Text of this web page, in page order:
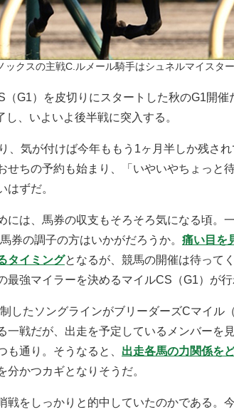
ックスの主戦C.ルメール騎手はシュネルマイスタ
G1）を皮切りにスタートした秋のG1開催
、いよいよ後半戦に突入する。
、気が付けば今年ももう1ヶ月半しか残され
せちの予約も始まり、「いやいやちょっと
はずだ。
は、馬券の収支もそろそろ気になる頃。
券の調子の方はいかがだろうか。 痛い目を
タイミングとなるが、競馬の開催は待って
最強マイラーを決めるマイルCS（G1）が行
したソングラインがブリーダーズCマイル
一戦だが、出走を予定しているメンバーを
も通り。そうなると、 出走各馬の力関係を
分かつカギとなりそうだ。
をしっかりと的中していたのかである。